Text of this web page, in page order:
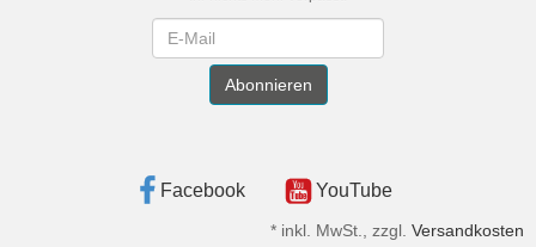
Abonnieren
Facebook YouTube
* inkl. MwSt., zzgl. Versandkosten